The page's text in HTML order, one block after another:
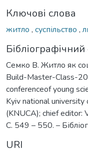
Ключові слова
житло , суспільство ,
Семко В. Житло як
Build-Master-Class-
conferenceof young
Kyiv national
(KNUCA); chief editor:
С. 549 – 550. –
URI